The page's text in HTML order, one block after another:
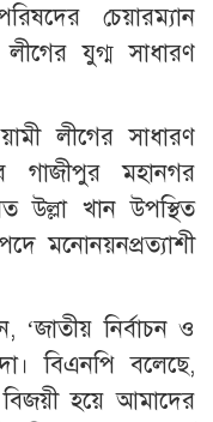
চেয়ারম্যান
যুগ্ম সাধারণ
লীগের সাধারণ
গাজীপুর মহানগর
খান উপস্থিত
মনোনয়নপ্রত্যাশী
‘জাতীয় নির্বাচন ও
বিএনপি বলেছে,
বিজয়ী হয়ে আমাদের